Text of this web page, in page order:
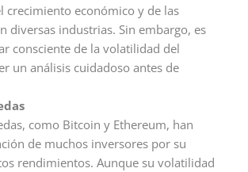
crecimiento económico y de las
diversas industrias. Sin embargo, es
consciente de la volatilidad del
un análisis cuidadoso antes de
como Bitcoin y Ethereum, han
de muchos inversores por su
rendimientos. Aunque su volatilidad